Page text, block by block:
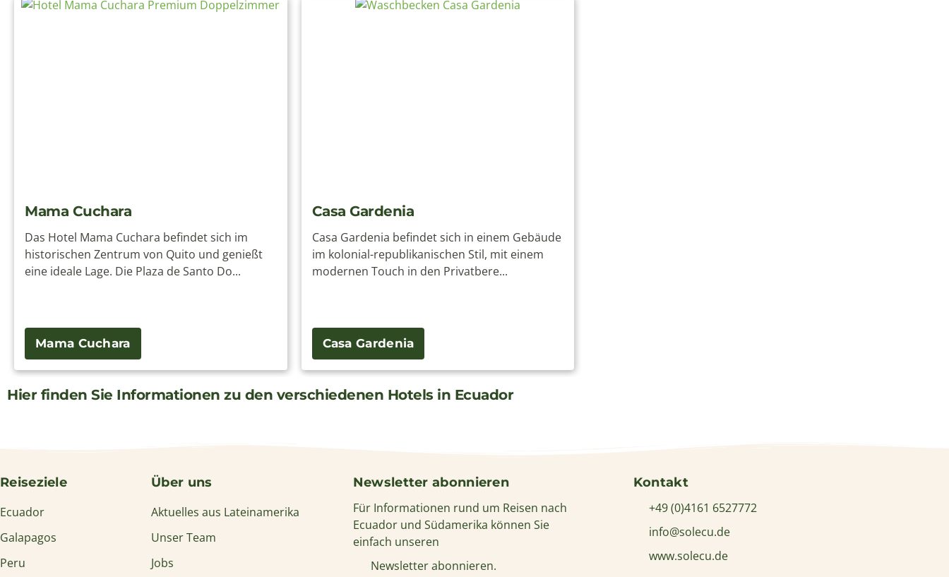
Mama Cuchara
Das Hotel Mama Cuchara befindet sich im
historischen Zentrum von Quito und genießt
eine ideale Lage. Die Plaza de Santo Do...
Mama Cuchara
Casa Gardenia
Casa Gardenia befindet sich in einem Gebäude
im kolonial-republikanischen Stil, mit einem
modernen Touch in den Privatbere...
Casa Gardenia
Hier finden Sie Informationen zu den verschiedenen Hotels in Ecuador
Reiseziele
Ecuador
Galapagos
Peru
Über uns
Aktuelles aus Lateinamerika
Unser Team
Jobs
Newsletter abonnieren
Für Informationen rund um Reisen nach
Ecuador und Südamerika können Sie
einfach unseren
Newsletter abonnieren.
Kontakt
+49 (0)4161 6527772
info@solecu.de
www.solecu.de